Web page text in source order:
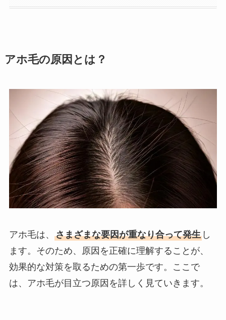
アホ毛の原因とは？
アホ毛は、 さまざまな要因が重なり合って発生し
ます。そのため、原因を正確に理解することが、
効果的な対策を取るための第一歩です。ここで
は、アホ毛が目立つ原因を詳しく見ていきます。